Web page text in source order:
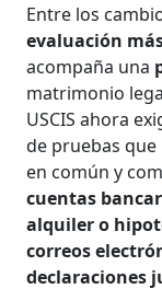
Entre los
evaluación
acompaña una
matrimonio
USCIS ahora
de pruebas
en común y
cuentas
alquiler o
correos
declaraciones